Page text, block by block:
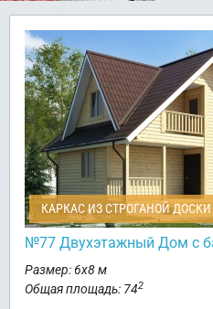
КАРКАС ИЗ СТРОГАНОЙ ДОСКИ
№77 Двухэтажный Дом с
Размер: 6х8 м
Общая площадь: 742